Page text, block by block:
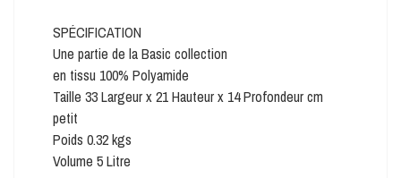
SPÉCIFICATION
Une partie de la Basic collection
en tissu 100% Polyamide
Taille 33 Largeur x 21 Hauteur x 14 Profondeur cm
petit
Poids 0.32 kgs
Volume 5 Litre